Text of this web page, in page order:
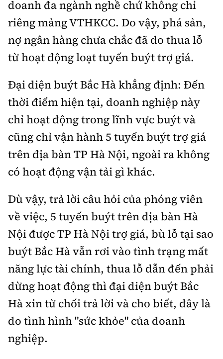
doanh đa ngành nghề chứ không chỉ
riêng mảng VTHKCC. Do vậy, phá sản,
nợ ngân hàng chưa chắc đã do thua lỗ
từ hoạt động loạt tuyến buýt trợ giá.
Đại diện buýt Bắc Hà khẳng định: Đến
thời điểm hiện tại, doanh nghiệp này
chỉ hoạt động trong lĩnh vực buýt và
cũng chỉ vận hành 5 tuyến buýt trợ giá
trên địa bàn TP Hà Nội, ngoài ra không
có hoạt động vận tải gì khác.
Dù vậy, trả lời câu hỏi của phóng viên
về việc, 5 tuyến buýt trên địa bàn Hà
Nội được TP Hà Nội trợ giá, bù lỗ tại sao
buýt Bắc Hà vẫn rơi vào tình trạng mất
năng lực tài chính, thua lỗ dẫn đến phải
dừng hoạt động thì đại diện buýt Bắc
Hà xin từ chối trả lời và cho biết, đây là
do tình hình "sức khỏe" của doanh
nghiệp.